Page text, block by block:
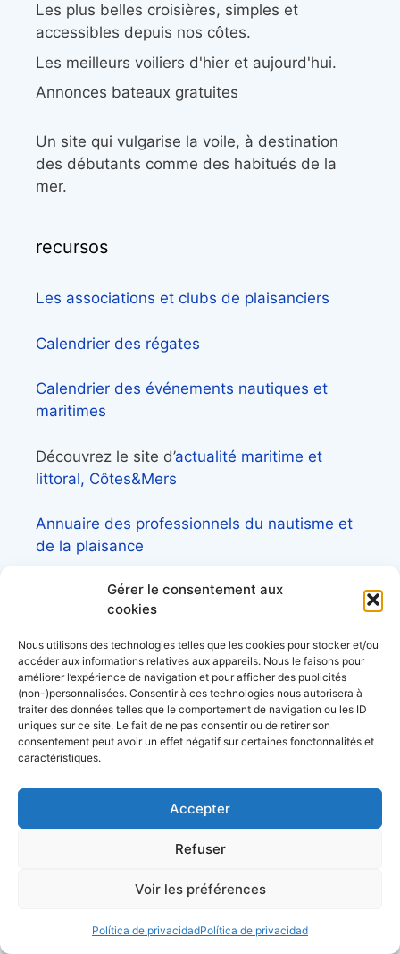
Gérer le consentement aux
cookies
Nous utilisons des technologies telles que les cookies pour stocker et/ou
accéder aux informations relatives aux appareils. Nous le faisons pour
améliorer l’expérience de navigation et pour afficher des publicités
(non-)personnalisées. Consentir à ces technologies nous autorisera à
traiter des données telles que le comportement de navigation ou les ID
uniques sur ce site. Le fait de ne pas consentir ou de retirer son
consentement peut avoir un effet négatif sur certaines fonctonnalités et
caractéristiques.
Accepter
Refuser
Voir les préférences
Política de privacidadPolítica de privacidad
Les plus belles croisières, simples et
accessibles depuis nos côtes.
Les meilleurs voiliers d'hier et aujourd'hui.
Annonces bateaux gratuites
Un site qui vulgarise la voile, à destination
des débutants comme des habitués de la
mer.
recursos
Les associations et clubs de plaisanciers
Calendrier des régates
Calendrier des événements nautiques et
maritimes
Découvrez le site d’actualité maritime et
littoral, Côtes&Mers
Annuaire des professionnels du nautisme et
de la plaisance
Descubra nuestros dossiers
Lexique de la mer et des bateaux
L’almanach du plaisancier
Lexique du nautisme anglais/français
Quelle assurance bateau choisir? le guide
Le guide de la location de bateau
Le guide d’achat d’un bateau